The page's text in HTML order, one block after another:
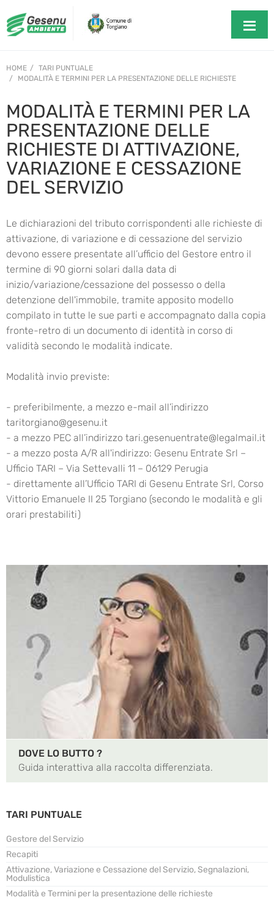
HOME
TARI PUNTUALE
MODALITÀ E TERMINI PER LA PRESENTAZIONE DELLE RICHIESTE
MODALITÀ E TERMINI PER LA
PRESENTAZIONE DELLE
RICHIESTE DI ATTIVAZIONE,
VARIAZIONE E CESSAZIONE
DEL SERVIZIO
Le dichiarazioni del tributo corrispondenti alle richieste di
attivazione, di variazione e di cessazione del servizio
devono essere presentate all’ufficio del Gestore entro il
termine di 90 giorni solari dalla data di
inizio/variazione/cessazione del possesso o della
detenzione dell'immobile, tramite apposito modello
compilato in tutte le sue parti e accompagnato dalla copia
fronte-retro di un documento di identità in corso di
validità secondo le modalità indicate.
Modalità invio previste:
- preferibilmente, a mezzo e-mail all’indirizzo
taritorgiano@gesenu.it
- a mezzo PEC all’indirizzo tari.gesenuentrate@legalmail.it
- a mezzo posta A/R all'indirizzo: Gesenu Entrate Srl –
Ufficio TARI – Via Settevalli 11 – 06129 Perugia
- direttamente all’Ufficio TARI di Gesenu Entrate Srl, Corso
Vittorio Emanuele II 25 Torgiano (secondo le modalità e gli
orari prestabiliti)
DOVE LO BUTTO ?
Guida interattiva alla raccolta differenziata.
TARI PUNTUALE
Gestore del Servizio
Recapiti
Attivazione, Variazione e Cessazione del Servizio, Segnalazioni,
Modulistica
Modalità e Termini per la presentazione delle richieste